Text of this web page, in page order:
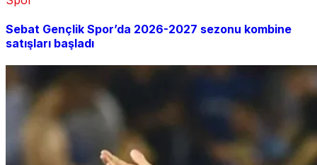
Sebat Gençlik Spor’da 2026-2027 sezonu kombine
satışları başladı